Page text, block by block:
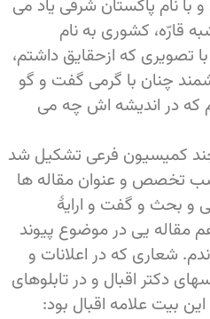
با نام پاکستان شرقی یاد می
قارّه، کشوری به نام
تصویری که ازحقایق داشتم،
چنان با گرمی گفت و گو
که در اندیشه اش چه می
کمیسیون فرعی تشکیل شد
تخصص و عنوان مقاله ها
و بحث و گفت و ارایۀ
مقاله یی در موضوع پیوند
شعاری که در اعلانات و
دکتر اقبال و در تابلوهای
بیت علامه اقبال بود: